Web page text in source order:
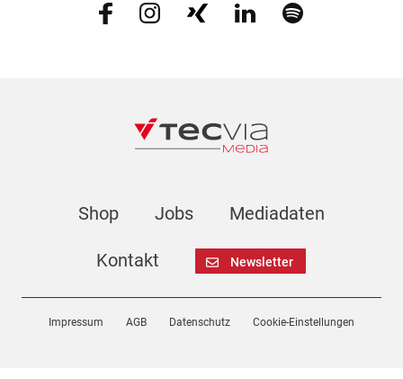
Shop Jobs Mediadaten
Kontakt Newsletter
Impressum AGB Datenschutz Cookie-Einstellungen